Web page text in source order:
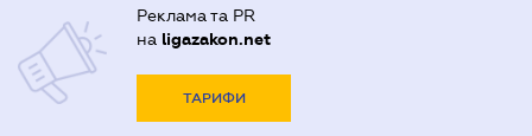
Реклама та PR
на ligazakon.net
ТАРИФИ